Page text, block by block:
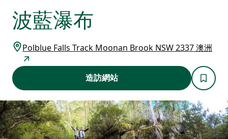
波藍瀑布
Polblue Falls Track Moonan Brook NSW 2337 澳洲
造訪網站